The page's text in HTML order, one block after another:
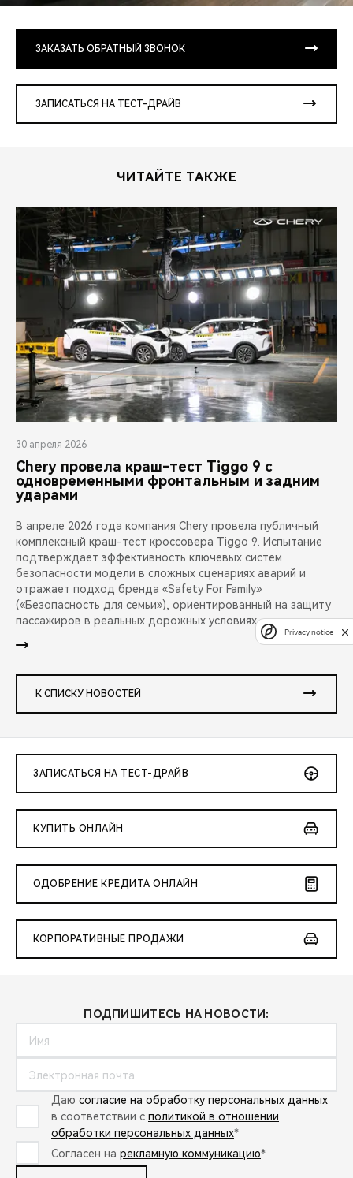
ЗАКАЗАТЬ ОБРАТНЫЙ ЗВОНОК
ЗАПИСАТЬСЯ НА ТЕСТ-ДРАЙВ
ЧИТАЙТЕ ТАКЖЕ
30 апреля 2026
Chery провела краш-тест Tiggo 9 с
одновременными фронтальным и задним
ударами
В апреле 2026 года компания Chery провела публичный
комплексный краш-тест кроссовера Tiggo 9. Испытание
подтверждает эффективность ключевых систем
безопасности модели в сложных сценариях аварий и
отражает подход бренда «Safety For Family»
(«Безопасность для семьи»), ориентированный на защиту
пассажиров в реальных дорожных условиях.
К СПИСКУ НОВОСТЕЙ
ЗАПИСАТЬСЯ НА ТЕСТ-ДРАЙВ
КУПИТЬ ОНЛАЙН
ОДОБРЕНИЕ КРЕДИТА ОНЛАЙН
КОРПОРАТИВНЫЕ ПРОДАЖИ
ПОДПИШИТЕСЬ НА НОВОСТИ:
Даю согласие на обработку персональных данных
в соответствии с политикой в отношении
обработки персональных данных*
Согласен на рекламную коммуникацию*
Privacy notice